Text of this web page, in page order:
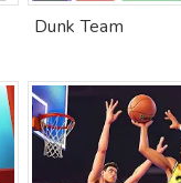
Dunk Team